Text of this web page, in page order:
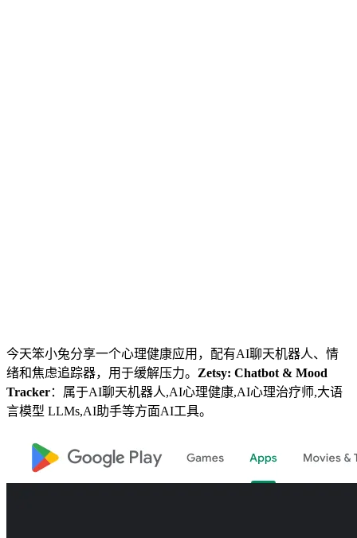
今天笨小兔分享一个心理健康应用，配有AI聊天机器人、情
绪和焦虑追踪器，用于缓解压力。 Zetsy: Chatbot & Mood
Tracker：属于AI聊天机器人,AI心理健康,AI心理治疗师,大语
言模型 LLMs,AI助手等方面AI工具。